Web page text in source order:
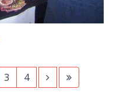
3 4